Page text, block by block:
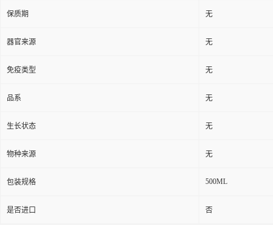
保质期 无
器官来源 无
免疫类型 无
品系 无
生长状态 无
物种来源 无
包装规格 500ML
是否进口 否